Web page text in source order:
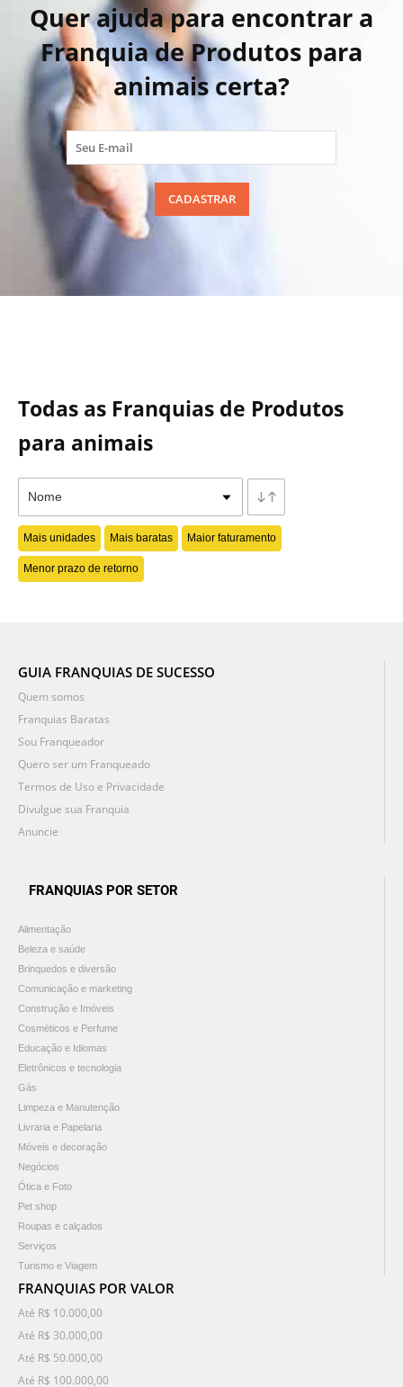
Quer ajuda para encontrar a
Franquia de Produtos para
animais certa?
CADASTRAR
Todas as Franquias de Produtos
para animais
Mais unidades Mais baratas Maior faturamento
Menor prazo de retorno
GUIA FRANQUIAS DE SUCESSO
Quem somos
Franquias Baratas
Sou Franqueador
Quero ser um Franqueado
Termos de Uso e Privacidade
Divulgue sua Franquia
Anuncie
FRANQUIAS POR SETOR
Alimentação
Beleza e saúde
Brinquedos e diversão
Comunicação e marketing
Construção e Imóveis
Cosméticos e Perfume
Educação e Idiomas
Eletrônicos e tecnologia
Gás
Limpeza e Manutenção
Livraria e Papelaria
Móveis e decoração
Negócios
Ótica e Foto
Pet shop
Roupas e calçados
Serviços
Turismo e Viagem
FRANQUIAS POR VALOR
Até R$ 10.000,00
Até R$ 30.000,00
Até R$ 50.000,00
Até R$ 100.000,00